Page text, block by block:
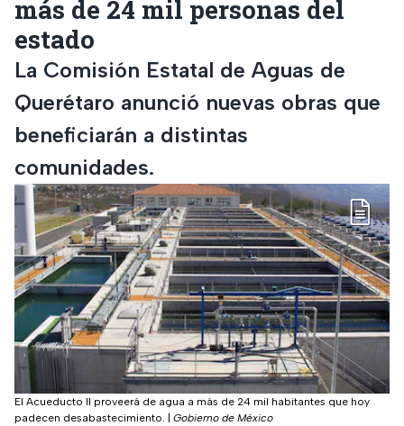
más de 24 mil personas del
estado
La Comisión Estatal de Aguas de
Querétaro anunció nuevas obras que
beneficiarán a distintas
comunidades.
El Acueducto II proveerá de agua a más de 24 mil habitantes que hoy
padecen desabastecimiento.
Gobierno de México